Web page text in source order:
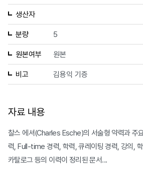
생산자
분량 5
원본여부 원본
비고 김용익 기증
자료 내용
찰스 에셔(Charles Esche)의 서술형 약력과 주
력, Full-time 경력, 학력, 큐레이팅 경력, 강의,
카탈로그 등의 이력이 정리된 문서...